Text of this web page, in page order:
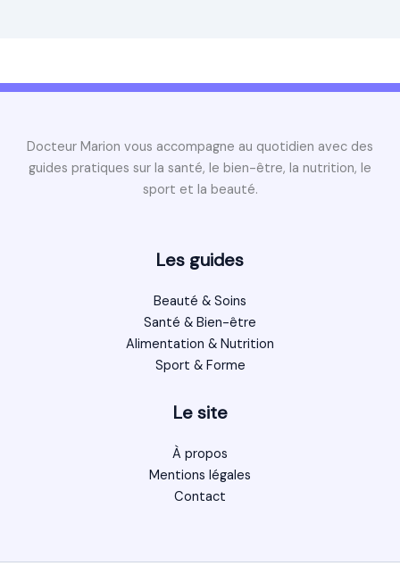
Docteur Marion vous accompagne au quotidien avec des
guides pratiques sur la santé, le bien-être, la nutrition, le
sport et la beauté.
Les guides
Beauté & Soins
Santé & Bien-être
Alimentation & Nutrition
Sport & Forme
Le site
À propos
Mentions légales
Contact